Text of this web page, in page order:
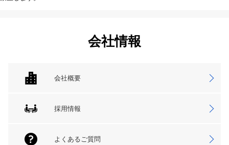
会社情報
会社概要
採用情報
よくあるご質問